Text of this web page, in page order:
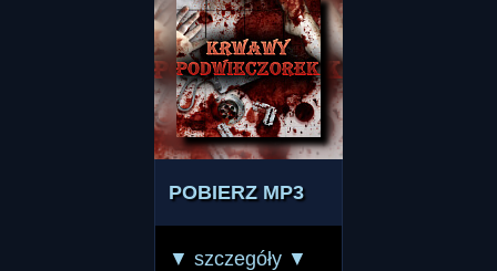
POBIERZ MP3
▼ szczegóły ▼